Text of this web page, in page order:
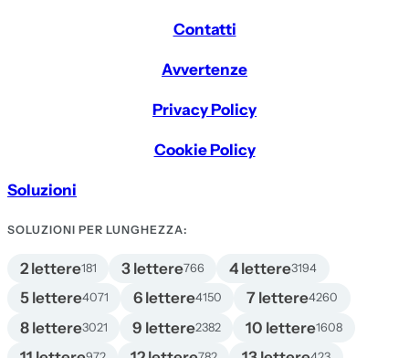
Contatti
Avvertenze
Privacy Policy
Cookie Policy
Soluzioni
SOLUZIONI PER LUNGHEZZA:
2 lettere181 3 lettere766 4 lettere3194
5 lettere4071 6 lettere4150 7 lettere4260
8 lettere3021 9 lettere2382 10 lettere1608